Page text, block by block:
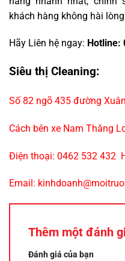
khách hàng không hài
Hãy Liên hệ ngay: Hotline:
Siêu thị Cleaning:
Số 82 ngõ 435 đường
Cách bên xe Nam Thăng
Điện thoại: 0462 532 432
Email:
Thêm một đánh
Đánh giá của bạn